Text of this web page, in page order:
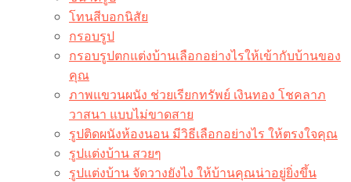
โทนสีบอกนิสัย
กรอบรูป
กรอบรูปตกแต่งบ้านเลือกอย่างไรให้เข้ากับบ้านของ
คุณ
ภาพแขวนผนัง ช่วยเรียกทรัพย์ เงินทอง โชคลาภ
วาสนา แบบไม่ขาดสาย
รูปติดผนังห้องนอน มีวิธีเลือกอย่างไร ให้ตรงใจคุณ
รูปแต่งบ้าน สวยๆ
รูปแต่งบ้าน จัดวางยังไง ให้บ้านคุณน่าอยู่ยิ่งขึ้น